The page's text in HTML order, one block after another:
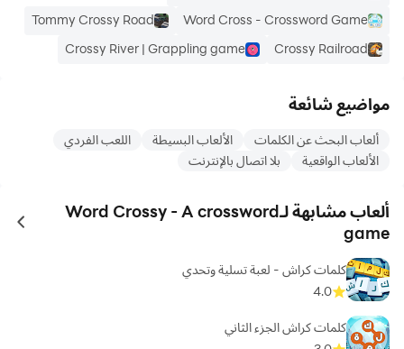
Word Cross - Crossword Game
Tommy Crossy Road
Crossy Railroad
Crossy River | Grappling game
مواضيع شائعة
ألعاب البحث عن الكلمات الألعاب البسيطة
اللعب الفردي
الألعاب الواقعية
بلا اتصال بالإنترنت
ألعاب مشابهة لـWord Crossy - A crossword
game
كلمات كراش - لعبة تسلية وتحدي
4.0
كلمات كراش الجزء الثاني